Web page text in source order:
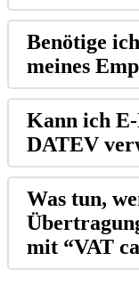
Benötige
meines
Kann ich
DATEV
Was tun,
mit “VAT